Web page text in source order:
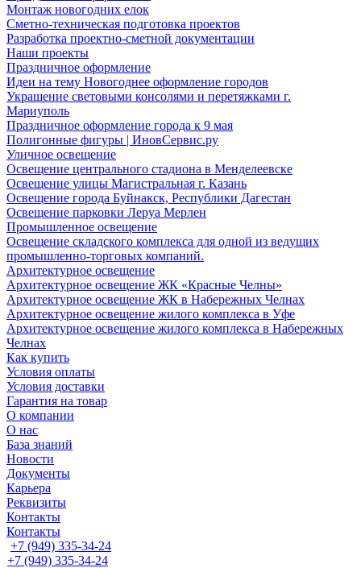
Монтаж новогодних елок
Сметно-техническая подготовка проектов
Разработка проектно-сметной документации
Наши проекты
Праздничное оформление
Идеи на тему Новогоднее оформление городов
Украшение световыми консолями и перетяжками г.
Мариуполь
Праздничное оформление города к 9 мая
Полигонные фигуры | ИновСервис.ру
Уличное освещение
Освещение центрального стадиона в Менделеевске
Освещение улицы Магистральная г. Казань
Освещение города Буйнакск, Республики Дагестан
Освещение парковки Леруа Мерлен
Промышленное освещение
Освещение складского комплекса для одной из ведущих
промышленно-торговых компаний.
Архитектурное освещение
Архитектурное освещение ЖК «Красные Челны»
Архитектурное освещение ЖК в Набережных Челнах
Архитектурное освещение жилого комплекса в Уфе
Архитектурное освещение жилого комплекса в Набережных
Челнах
Как купить
Условия оплаты
Условия доставки
Гарантия на товар
О компании
О нас
База знаний
Новости
Документы
Карьера
Реквизиты
Контакты
Контакты
+7 (949) 335-34-24
+7 (949) 335-34-24